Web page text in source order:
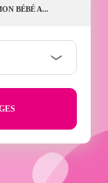
BÉBÉ A...